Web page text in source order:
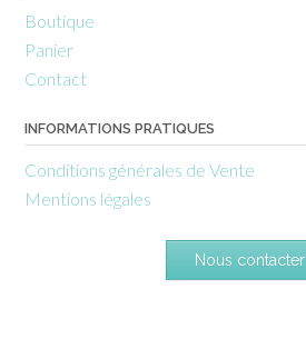
Boutique
Panier
Contact
INFORMATIONS PRATIQUES
Conditions générales de Vente
Mentions légales
Nous contacter